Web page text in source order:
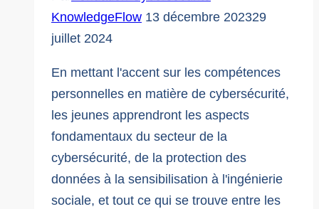
KnowledgeFlow 13 décembre 202329
juillet 2024
En mettant l'accent sur les compétences
personnelles en matière de cybersécurité,
les jeunes apprendront les aspects
fondamentaux du secteur de la
cybersécurité, de la protection des
données à la sensibilisation à l'ingénierie
sociale, et tout ce qui se trouve entre les